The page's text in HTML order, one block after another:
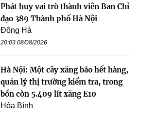
Phát huy vai trò thành viên Ban Chỉ
đạo 389 Thành phố Hà Nội
Đông Hà
20:03 08/08/2026
Hà Nội: Một cây xăng báo hết hàng,
quản lý thị trường kiểm tra, trong
bồn còn 5.409 lít xăng E10
Hòa Bình